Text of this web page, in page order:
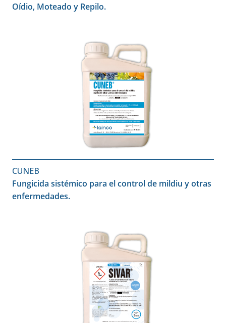
Oídio, Moteado y Repilo.
CUNEB
Fungicida sistémico para el control de mildiu y otras
enfermedades.